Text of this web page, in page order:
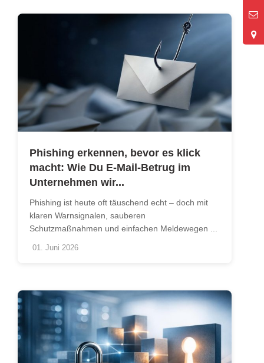
Phishing erkennen, bevor es klick
macht: Wie Du E-Mail-Betrug im
Unternehmen wir...
Phishing ist heute oft täuschend echt – doch mit
klaren Warnsignalen, sauberen
Schutzmaßnahmen und einfachen Meldewegen ...
01. Juni 2026